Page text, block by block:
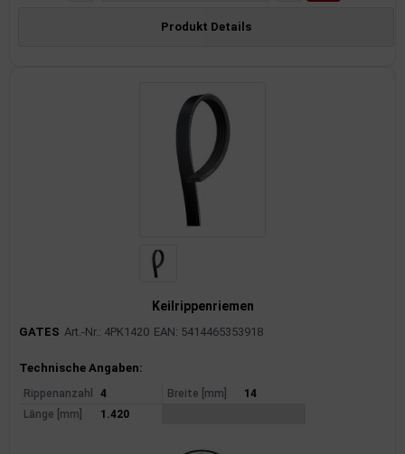
Produkt Details
Keilrippenriemen
GATES Art.-Nr.: 4PK1420 EAN: 5414465353918
Produktinformationen
Technische Angaben:
Rippenanzahl 4 Breite [mm]
14
Länge [mm]
1.420